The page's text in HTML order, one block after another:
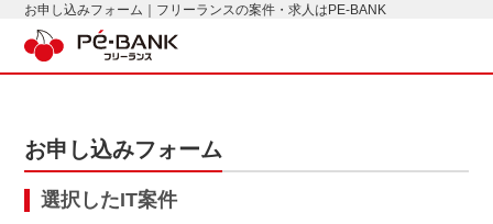
お申し込みフォーム｜フリーランスの案件・求人はPE-BANK
お申し込みフォーム
選択したIT案件